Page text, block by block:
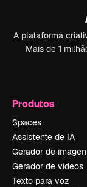
A plataforma
Mais de 1
Produtos
Spaces
Assistente de IA
Gerador de
Gerador de vídeos
Texto para voz